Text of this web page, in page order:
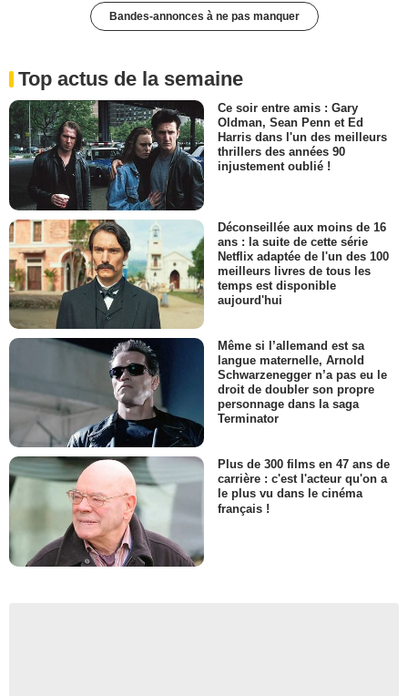
Bandes-annonces à ne pas manquer
Top actus de la semaine
Ce soir entre amis : Gary
Oldman, Sean Penn et Ed
Harris dans l'un des meilleurs
thrillers des années 90
injustement oublié !
Déconseillée aux moins de 16
ans : la suite de cette série
Netflix adaptée de l'un des 100
meilleurs livres de tous les
temps est disponible
aujourd'hui
Même si l’allemand est sa
langue maternelle, Arnold
Schwarzenegger n’a pas eu le
droit de doubler son propre
personnage dans la saga
Terminator
Plus de 300 films en 47 ans de
carrière : c'est l'acteur qu'on a
le plus vu dans le cinéma
français !